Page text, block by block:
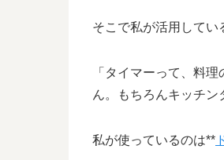
そこで私が活用してい
「タイマーって、料
ん。もちろんキッチン
私が使っているのは**